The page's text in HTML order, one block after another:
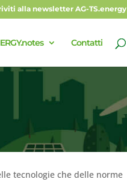
alla newsletter AG-TS.energy
Contatti
tecnologie che delle norme